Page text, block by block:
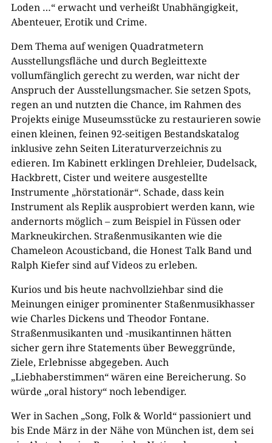
Loden …“ erwacht und verheißt Unabhängigkeit,
Abenteuer, Erotik und Crime.
Dem Thema auf wenigen Quadratmetern
Ausstellungsfläche und durch Begleittexte
vollumfänglich gerecht zu werden, war nicht der
Anspruch der Ausstellungsmacher. Sie setzen Spots,
regen an und nutzten die Chance, im Rahmen des
Projekts einige Museumsstücke zu restaurieren sowie
einen kleinen, feinen 92-seitigen Bestandskatalog
inklusive zehn Seiten Literaturverzeichnis zu
edieren. Im Kabinett erklingen Drehleier, Dudelsack,
Hackbrett, Cister und weitere ausgestellte
Instrumente „hörstationär“. Schade, dass kein
Instrument als Replik ausprobiert werden kann, wie
andernorts möglich – zum Beispiel in Füssen oder
Markneukirchen. Straßenmusikanten wie die
Chameleon Acousticband, die Honest Talk Band und
Ralph Kiefer sind auf Videos zu erleben.
Kurios und bis heute nachvollziehbar sind die
Meinungen einiger prominenter Staßenmusikhasser
wie Charles Dickens und Theodor Fontane.
Straßenmusikanten und -musikantinnen hätten
sicher gern ihre Statements über Beweggründe,
Ziele, Erlebnisse abgegeben. Auch
„Liebhaberstimmen“ wären eine Bereicherung. So
würde „oral history“ noch lebendiger.
Wer in Sachen „Song, Folk & World“ passioniert und
bis Ende März in der Nähe von München ist, dem sei